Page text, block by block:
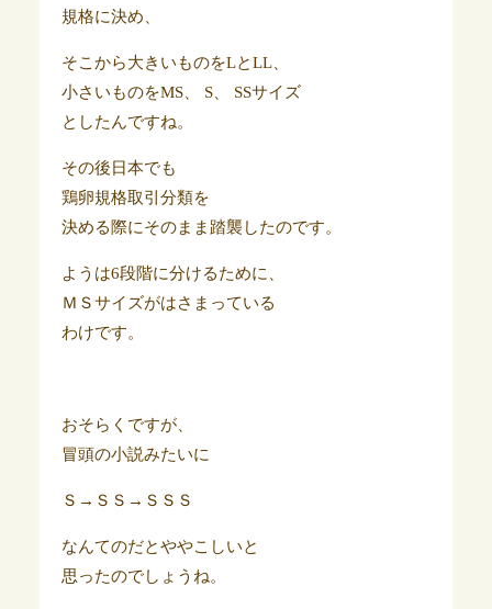
規格に決め、
そこから大きいものをLとLL、
小さいものをMS、 S、 SSサイズ
としたんですね。
その後日本でも
鶏卵規格取引分類を
決める際にそのまま踏襲したのです。
ようは6段階に分けるために、
ＭＳサイズがはさまっている
わけです。
おそらくですが、
冒頭の小説みたいに
Ｓ→ＳＳ→ＳＳＳ
なんてのだとややこしいと
思ったのでしょうね。